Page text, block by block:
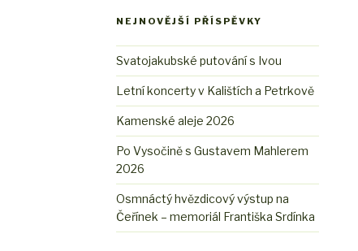
NEJNOVĚJŠÍ PŘÍSPĚVKY
Svatojakubské putování s Ivou
Letní koncerty v Kalištích a Petrkově
Kamenské aleje 2026
Po Vysočině s Gustavem Mahlerem
2026
Osmnáctý hvězdicový výstup na
Čeřínek – memoriál Františka Srdínka